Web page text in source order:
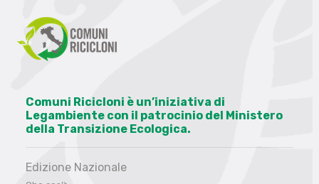
Comuni Ricicloni è un’iniziativa di
Legambiente con il patrocinio del Ministero
della Transizione Ecologica.
Edizione Nazionale